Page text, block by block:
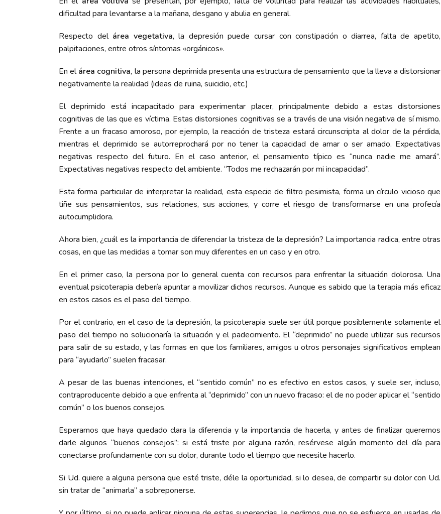
dificultad para levantarse a la mañana, desgano y abulia en general.
Respecto del área vegetativa, la depresión puede cursar con constipación o diarrea, falta de apetito,
palpitaciones, entre otros síntomas «orgánicos».
En elárea cognitiva, la persona deprimida presenta una estructura de pensamiento que la lleva a distorsionar
negativamente la realidad (ideas de ruina, suicidio, etc.)
El deprimido está incapacitado para experimentar placer, principalmente debido a estas distorsiones
cognitivas de las que es víctima. Estas distorsiones cognitivas se a través de una visión negativa de sí mismo.
Frente a un fracaso amoroso, por ejemplo, la reacción de tristeza estará circunscripta al dolor de la pérdida,
mientras el deprimido se autorreprochará por no tener la capacidad de amar o ser amado. Expectativas
negativas respecto del futuro. En el caso anterior, el pensamiento típico es “nunca nadie me amará”.
Expectativas negativas respecto del ambiente. “Todos me rechazarán por mi incapacidad”.
Esta forma particular de interpretar la realidad, esta especie de filtro pesimista, forma un círculo vicioso que
tiñe sus pensamientos, sus relaciones, sus acciones, y corre el riesgo de transformarse en una profecía
autocumplidora.
Ahora bien, ¿cuál es la importancia de diferenciar la tristeza de la depresión? La importancia radica, entre otras
cosas, en que las medidas a tomar son muy diferentes en un caso y en otro.
En el primer caso, la persona por lo general cuenta con recursos para enfrentar la situación dolorosa. Una
eventual psicoterapia debería apuntar a movilizar dichos recursos. Aunque es sabido que la terapia más eficaz
en estos casos es el paso del tiempo.
Por el contrario, en el caso de la depresión, la psicoterapia suele ser útil porque posiblemente solamente el
paso del tiempo no solucionaría la situación y el padecimiento. El “deprimido” no puede utilizar sus recursos
para salir de su estado, y las formas en que los familiares, amigos u otros personajes significativos emplean
para “ayudarlo” suelen fracasar.
A pesar de las buenas intenciones, el “sentido común” no es efectivo en estos casos, y suele ser, incluso,
contraproducente debido a que enfrenta al “deprimido” con un nuevo fracaso: el de no poder aplicar el “sentido
común” o los buenos consejos.
Esperamos que haya quedado clara la diferencia y la importancia de hacerla, y antes de finalizar queremos
darle algunos “buenos consejos”: si está triste por alguna razón, resérvese algún momento del día para
conectarse profundamente con su dolor, durante todo el tiempo que necesite hacerlo.
Si Ud. quiere a alguna persona que esté triste, déle la oportunidad, si lo desea, de compartir su dolor con Ud.
sin tratar de “animarla” a sobreponerse.